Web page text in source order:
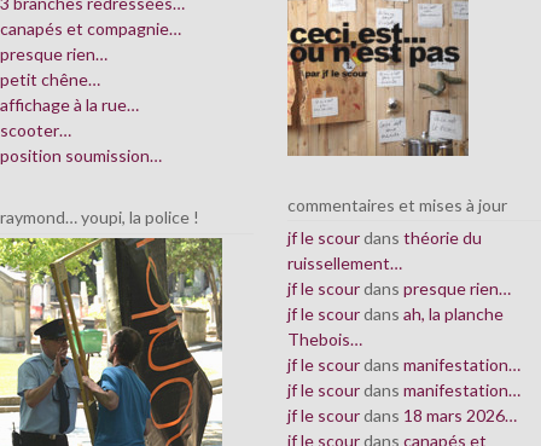
canapés et compagnie…
presque rien…
petit chêne…
affichage à la rue…
scooter…
position soumission…
raymond… youpi, la police !
commentaires et mises à jour
jf le scourdans théorie du
ruissellement…
jf le scourdans presque rien…
jf le scourdans ah, la planche
Thebois…
jf le scourdans manifestation…
jf le scourdans manifestation…
jf le scourdans 18 mars 2026…
jf le scourdans canapés et